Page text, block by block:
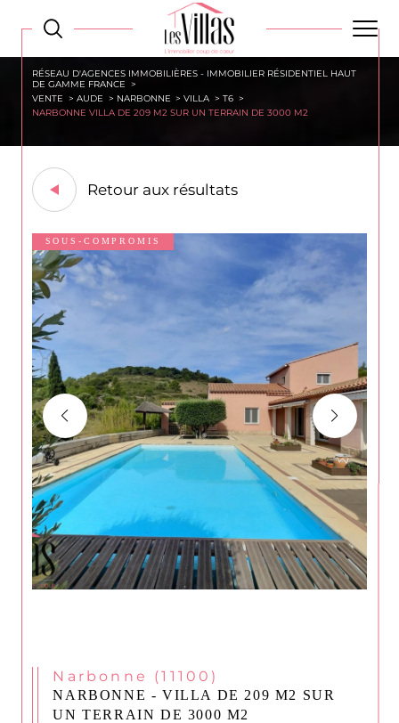
RÉSEAU D'AGENCES IMMOBILIÈRES - IMMOBILIER RÉSIDENTIEL HAUT
DE GAMME FRANCE
VENTE
AUDE NARBONNE VILLA
T6
NARBONNE VILLA DE 209 M2 SUR UN TERRAIN DE 3000 M2
Retour aux résultats
SOUS-COMPROMIS
Narbonne (11100)
NARBONNE - VILLA DE 209 M2 SUR
UN TERRAIN DE 3000 M2